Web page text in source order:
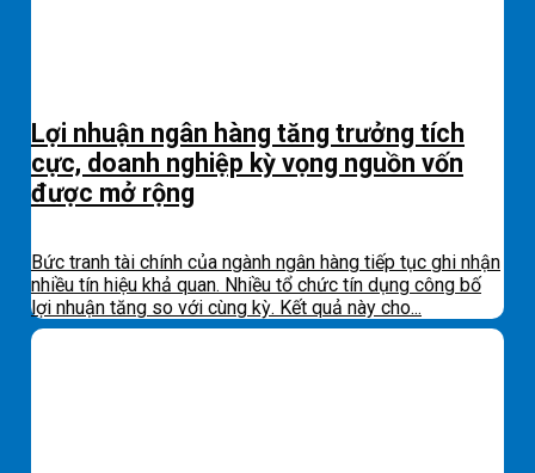
Lợi nhuận ngân hàng tăng trưởng tích
cực, doanh nghiệp kỳ vọng nguồn vốn
được mở rộng
Bức tranh tài chính của ngành ngân hàng tiếp tục ghi nhận
nhiều tín hiệu khả quan. Nhiều tổ chức tín dụng công bố
lợi nhuận tăng so với cùng kỳ. Kết quả này cho...